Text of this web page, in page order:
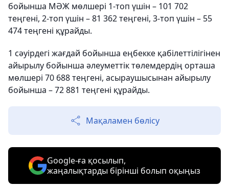
бойынша МӘЖ мөлшері 1-топ үшін – 101 702
теңгені, 2-топ үшін – 81 362 теңгені, 3-топ үшін – 55
474 теңгені құрайды.
1 сәуірдегі жағдай бойынша еңбекке қабілеттілігінен
айырылу бойынша әлеуметтік төлемдердің орташа
мөлшері 70 688 теңгені, асыраушысынан айырылу
бойынша – 72 881 теңгені құрайды.
Мақаламен бөлісу
Google-ға қосылып,
жаңалықтарды бірінші болып оқыңыз